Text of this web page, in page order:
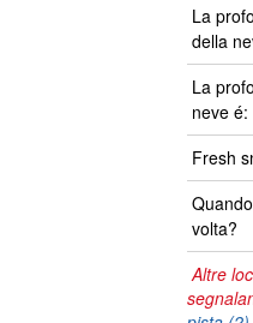
La
della
La
neve é:
Fresh
volta?
Altre